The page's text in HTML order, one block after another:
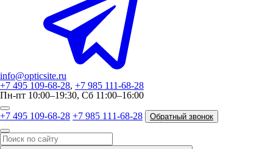
info@opticsite.ru
+7 495 109-68-28, +7 985 111-68-28
Пн-пт 10:00–19:30, Сб 11:00–16:00
+7 495 109-68-28 +7 985 111-68-28 Обратный звонок